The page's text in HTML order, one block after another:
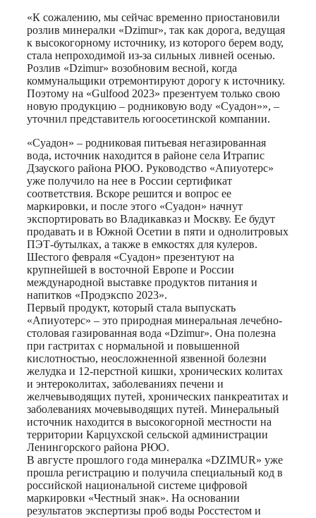
«К сожалению, мы сейчас временно приостановили
розлив минералки «Dzimur», так как дорога, ведущая
к высокогорному источнику, из которого берем воду,
стала непроходимой из-за сильных ливней осенью.
Розлив «Dzimur» возобновим весной, когда
коммунальщики отремонтируют дорогу к источнику.
Поэтому на «Gulfood 2023» презентуем только свою
новую продукцию – родниковую воду «Суадон»», –
уточнил представитель югоосетинской компании.
«Суадон» – родниковая питьевая негазированная
вода, источник находится в районе села Итрапис
Дзауского района РЮО. Руководство «Апиуотерс»
уже получило на нее в России сертификат
соответствия. Вскоре решится и вопрос ее
маркировки, и после этого «Суадон» начнут
экспортировать во Владикавказ и Москву. Ее будут
продавать и в Южной Осетии в пяти и однолитровых
ПЭТ-бутылках, а также в емкостях для кулеров.
Шестого февраля «Суадон» презентуют на
крупнейшей в восточной Европе и России
международной выставке продуктов питания и
напитков «Продэкспо 2023».
Первый продукт, который стала выпускать
«Апиуотерс» – это природная минеральная лечебно-
столовая газированная вода «Dzimur». Она полезна
при гастритах с нормальной и повышенной
кислотностью, неосложненной язвенной болезни
желудка и 12-перстной кишки, хронических колитах
и энтероколитах, заболеваниях печени и
желчевыводящих путей, хронических панкреатитах и
заболеваниях мочевыводящих путей. Минеральный
источник находится в высокогорной местности на
территории Карцухской сельской администрации
Ленингорского района РЮО.
В августе прошлого года минералка «DZIMUR» уже
прошла регистрацию и получила специальный код в
российской национальной системе цифровой
маркировки «Честный знак». На основании
результатов экспертизы проб воды Росстестом и